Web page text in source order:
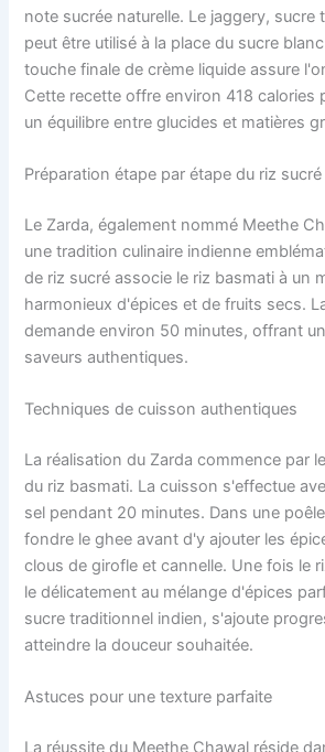
note sucrée naturelle. Le jaggery, sucre
peut être utilisé à la place du sucre
touche finale de crème liquide assure
Cette recette offre environ 418 calories
un équilibre entre glucides et matières
Préparation étape par étape du riz
Le Zarda, également nommé Meethe
une tradition culinaire indienne
de riz sucré associe le riz basmati à un
harmonieux d'épices et de fruits secs.
demande environ 50 minutes, offrant
saveurs authentiques.
Techniques de cuisson authentiques
La réalisation du Zarda commence par
du riz basmati. La cuisson s'effectue
sel pendant 20 minutes. Dans une
fondre le ghee avant d'y ajouter les
clous de girofle et cannelle. Une fois le
le délicatement au mélange d'épices
sucre traditionnel indien, s'ajoute
atteindre la douceur souhaitée.
Astuces pour une texture parfaite
La réussite du Meethe Chawal réside